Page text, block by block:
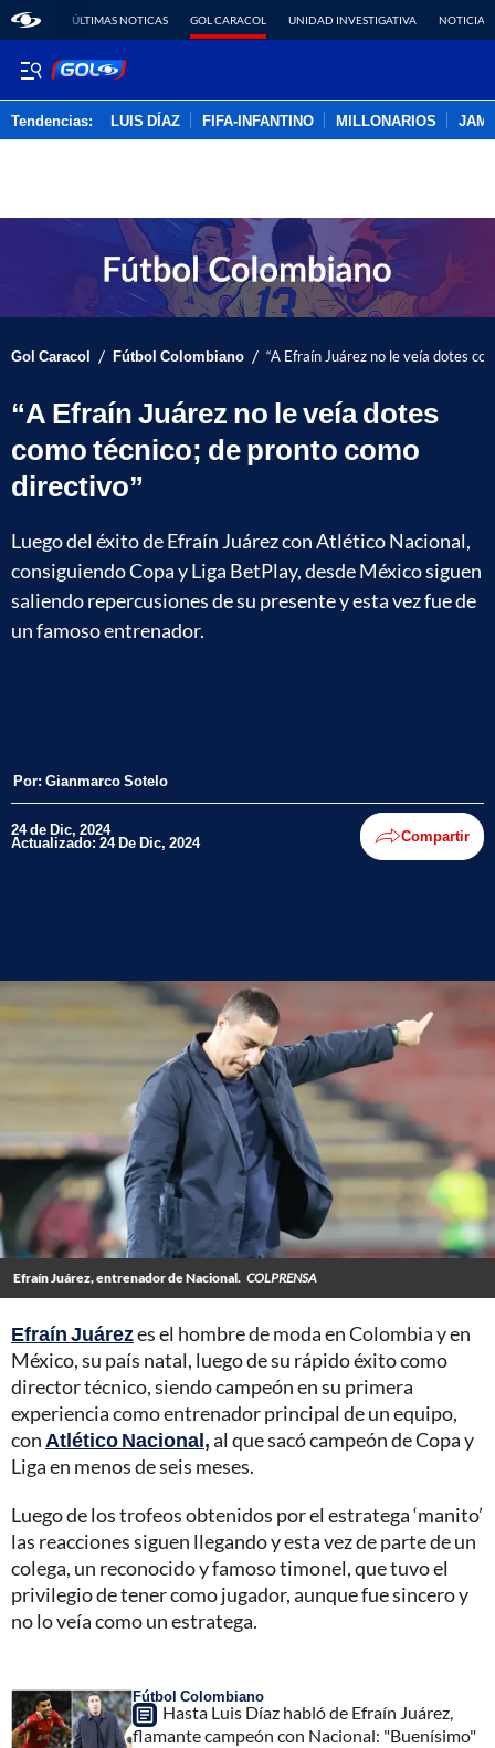
ÚLTIMAS NOTICAS GOL CARACOL UNIDAD INVESTIGATIVA NOTICIAS
Tendencias: LUIS DÍAZ FIFA-INFANTINO MILLONARIOS
Gol Caracol / Fútbol Colombiano / “A Efraín Juárez no le veía dotes
“A Efraín Juárez no le veía dotes
como técnico; de pronto como
directivo”
Luego del éxito de Efraín Juárez con Atlético Nacional,
consiguiendo Copa y Liga BetPlay, desde México siguen
saliendo repercusiones de su presente y esta vez fue de
un famoso entrenador.
Por: Gianmarco Sotelo
24 de Dic, 2024
Actualizado: 24 De Dic, 2024 Compartir
Efraín Juárez, entrenador de Nacional. COLPRENSA
Efraín Juárezes el hombre de moda en Colombia y en
México, su país natal, luego de su rápido éxito como
director técnico, siendo campeón en su primera
experiencia como entrenador principal de un equipo,
con Atlético Nacional,al que sacó campeón de Copa y
Liga en menos de seis meses.
Luego de los trofeos obtenidos por el estratega ‘manito’
las reacciones siguen llegando y esta vez de parte de un
colega, un reconocido y famoso timonel, que tuvo el
privilegio de tener como jugador, aunque fue sincero y
no lo veía como un estratega.
Fútbol Colombiano
Hasta Luis Díaz habló de Efraín Juárez,
flamante campeón con Nacional: "Buenísimo"